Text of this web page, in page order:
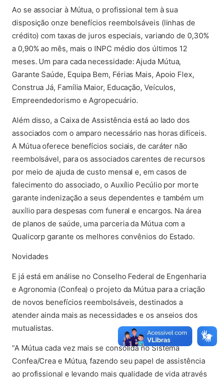
Ao se associar à Mútua, o profissional tem à sua
disposição onze benefícios reembolsáveis (linhas de
crédito) com taxas de juros especiais, variando de 0,30%
a 0,90% ao mês, mais o INPC médio dos últimos 12
meses. Um para cada necessidade: Ajuda Mútua,
Garante Saúde, Equipa Bem, Férias Mais, Apoio Flex,
Construa Já, Família Maior, Educação, Veículos,
Empreendedorismo e Agropecuário.
Além disso, a Caixa de Assistência está ao lado dos
associados com o amparo necessário nas horas difíceis.
A Mútua oferece benefícios sociais, de caráter não
reembolsável, para os associados carentes de recursos
por meio de ajuda de custo mensal e, em casos de
falecimento do associado, o Auxílio Pecúlio por morte
garante indenização a seus dependentes e também um
auxílio para despesas com funeral e encargos. Na área
de planos de saúde, uma parceria da Mútua com a
Qualicorp garante os melhores convênios do Estado.
Novidades
E já está em análise no Conselho Federal de Engenharia
e Agronomia (Confea) o projeto da Mútua para a criação
de novos benefícios reembolsáveis, destinados a
atender ainda mais as necessidades e os anseios dos
mutualistas.
“A Mútua cada vez mais se consolida no Sistema
Confea/Crea e Mútua, fazendo seu papel de assistência
ao profissional e levando mais qualidade de vida através